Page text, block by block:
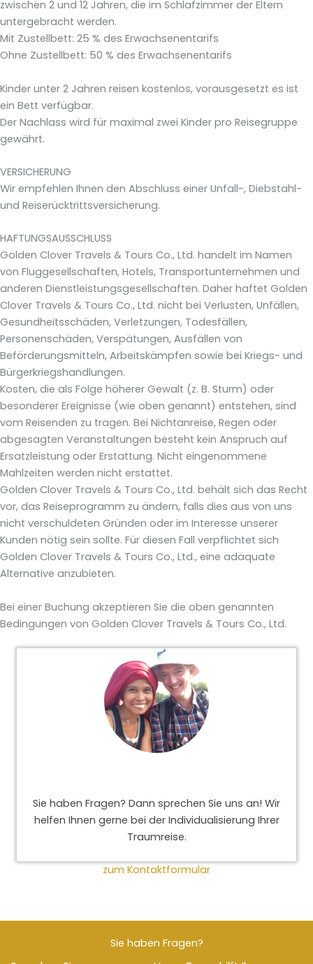
zwischen 2 und 12 Jahren, die im Schlafzimmer der Eltern
untergebracht werden.
Mit Zustellbett: 25 % des Erwachsenentarifs
Ohne Zustellbett: 50 % des Erwachsenentarifs
Kinder unter 2 Jahren reisen kostenlos, vorausgesetzt es ist
ein Bett verfügbar.
Der Nachlass wird für maximal zwei Kinder pro Reisegruppe
gewährt.
VERSICHERUNG
Wir empfehlen Ihnen den Abschluss einer Unfall-, Diebstahl-
und Reiserücktrittsversicherung.
HAFTUNGSAUSSCHLUSS
Golden Clover Travels & Tours Co., Ltd. handelt im Namen
von Fluggesellschaften, Hotels, Transportunternehmen und
anderen Dienstleistungsgesellschaften. Daher haftet Golden
Clover Travels & Tours Co., Ltd. nicht bei Verlusten, Unfällen,
Gesundheitsschäden, Verletzungen, Todesfällen,
Personenschäden, Verspätungen, Ausfällen von
Beförderungsmitteln, Arbeitskämpfen sowie bei Kriegs- und
Bürgerkriegshandlungen.
Kosten, die als Folge höherer Gewalt (z. B. Sturm) oder
besonderer Ereignisse (wie oben genannt) entstehen, sind
vom Reisenden zu tragen. Bei Nichtanreise, Regen oder
abgesagten Veranstaltungen besteht kein Anspruch auf
Ersatzleistung oder Erstattung. Nicht eingenommene
Mahlzeiten werden nicht erstattet.
Golden Clover Travels & Tours Co., Ltd. behält sich das Recht
vor, das Reiseprogramm zu ändern, falls dies aus von uns
nicht verschuldeten Gründen oder im Interesse unserer
Kunden nötig sein sollte. Für diesen Fall verpflichtet sich
Golden Clover Travels & Tours Co., Ltd., eine adäquate
Alternative anzubieten.
Bei einer Buchung akzeptieren Sie die oben genannten
Bedingungen von Golden Clover Travels & Tours Co., Ltd.
Sie haben Fragen? Dann sprechen Sie uns an! Wir
helfen Ihnen gerne bei der Individualisierung Ihrer
Traumreise.
zum Kontaktformular
Sie haben Fragen?